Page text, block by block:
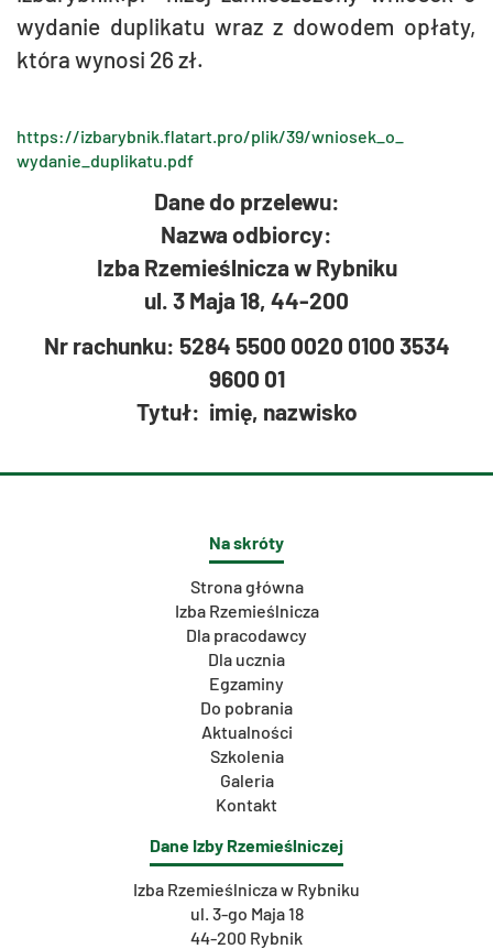
wy­da­nie du­pli­ka­tu wraz z do­wo­dem opła­ty,
która wy­no­si 26 zł.
https://​izbarybnik.​flatart.​pro/​plik/​39/​wniosek_​o_​
wydanie_​duplikatu.​pdf
Dane do prze­le­wu:
Nazwa od­bior­cy:
Izba Rze­mieśl­ni­cza w Ryb­ni­ku
ul. 3 Maja 18, 44-200
Nr ra­chun­ku: 5284 5500 0020 0100 3534
9600 01
Tytuł: imię, na­zwi­sko
Na skróty
Strona główna
Izba Rzemieślnicza
Dla pracodawcy
Dla ucznia
Egzaminy
Do pobrania
Aktualności
Szkolenia
Galeria
Kontakt
Dane Izby Rzemieślniczej
Izba Rzemieślnicza w Rybniku
ul. 3-go Maja 18
44-200 Rybnik